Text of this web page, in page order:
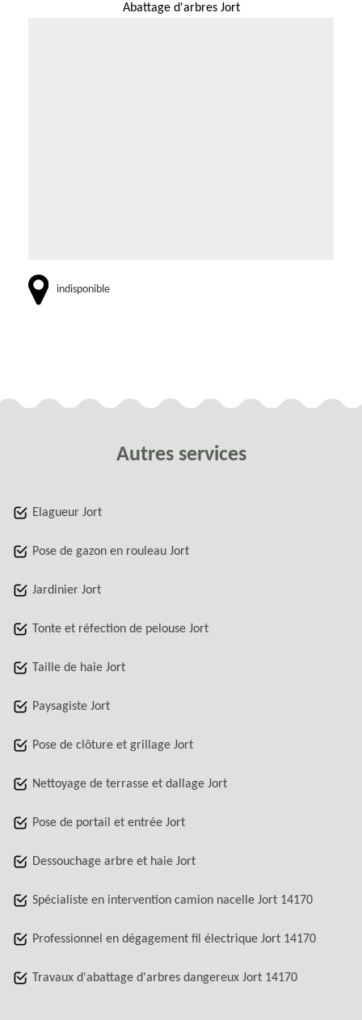
Abattage d'arbres Jort
indisponible
Autres services
Elagueur Jort
Pose de gazon en rouleau Jort
Jardinier Jort
Tonte et réfection de pelouse Jort
Taille de haie Jort
Paysagiste Jort
Pose de clôture et grillage Jort
Nettoyage de terrasse et dallage Jort
Pose de portail et entrée Jort
Dessouchage arbre et haie Jort
Spécialiste en intervention camion nacelle Jort 14170
Professionnel en dégagement fil électrique Jort 14170
Travaux d'abattage d'arbres dangereux Jort 14170